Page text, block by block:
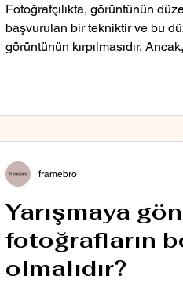
Fotoğrafçılıkta, görüntünün
başvurulan bir tekniktir ve bu
görüntünün kırpılmasıdır.
Yarışmaya
fotoğrafların
olmalıdır?
framebro